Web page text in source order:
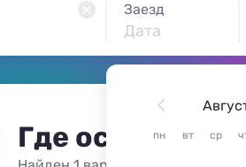
Заезд
Дата
пн вт ср
Где